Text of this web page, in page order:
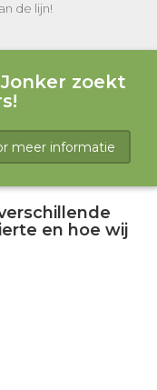
de lijn!
zoekt
meer informatie
en hoe wij